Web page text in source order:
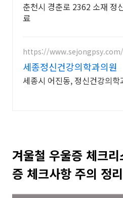
춘천시 경춘로 2362 소재 정
료
https://www.sejongpsy.com/
세종정신건강의학과의원
세종시 어진동, 정신건강의학
겨울철 우울증 체크
증 체크사항 주의 정리